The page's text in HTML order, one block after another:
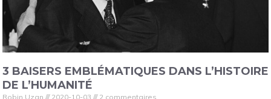
3 BAISERS EMBLÉMATIQUES DANS L’HISTOIRE
DE L’HUMANITÉ
Robin Uzan 2020-10-03 2 commentaires